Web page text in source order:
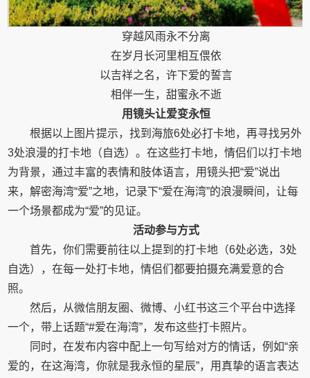
穿越风雨永不分离
在岁月长河里相互偎依
以吉祥之名，许下爱的誓言
相伴一生，甜蜜永不逝
用镜头让爱变永恒
根据以上图片提示，找到海旅6处必打卡地，再寻找另外
3处浪漫的打卡地（自选）。在这些打卡地，情侣们以打卡地
为背景，通过丰富的表情和肢体语言，用镜头把“爱”说出
来，解密海湾“爱”之地，记录下“爱在海湾”的浪漫瞬间，让每
一个场景都成为“爱”的见证。
活动参与方式
首先，你们需要前往以上提到的打卡地（6处必选，3处
自选），在每一处打卡地，情侣们都要拍摄充满爱意的合
照。
然后，从微信朋友圈、微博、小红书这三个平台中选择
一个，带上话题“#爱在海湾”，发布这些打卡照片。
同时，在发布内容中配上一句写给对方的情话，例如“亲
爱的，在这海湾，你就是我永恒的星辰”，用真挚的语言表达